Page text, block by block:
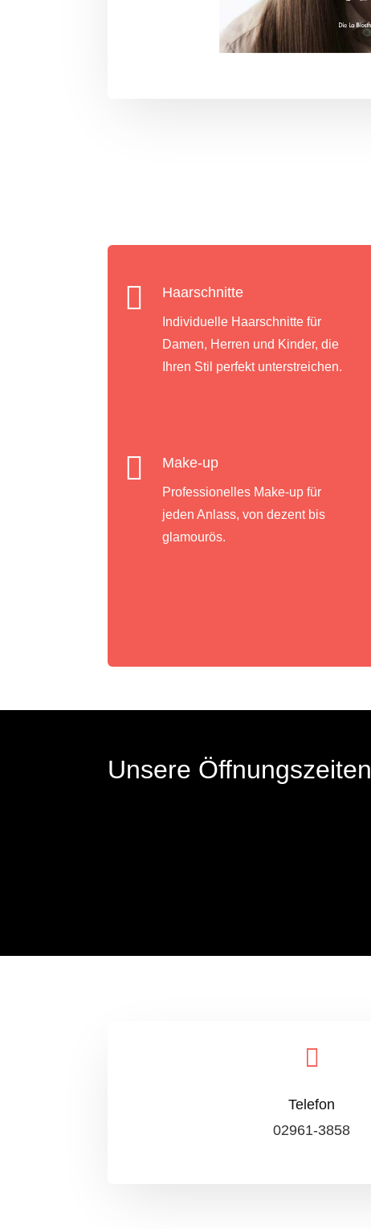
 Haarschnitte
Individuelle Haarschnitte für
Damen, Herren und Kinder, die
Ihren Stil perfekt unterstreichen.
 Make-up
Professionelles Make-up für
jeden Anlass, von dezent bis
glamourös.
Unsere Öffnungszeiten

Telefon
02961-3858